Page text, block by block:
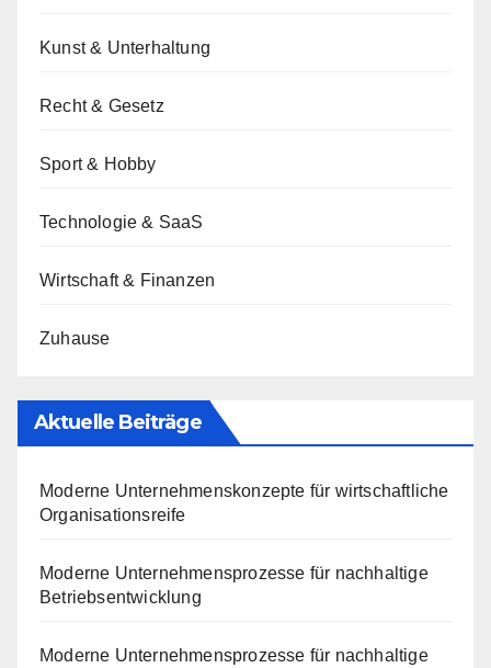
Kunst & Unterhaltung
Recht & Gesetz
Sport & Hobby
Technologie & SaaS
Wirtschaft & Finanzen
Zuhause
Aktuelle Beiträge
Moderne Unternehmenskonzepte für wirtschaftliche
Organisationsreife
Moderne Unternehmensprozesse für nachhaltige
Betriebsentwicklung
Moderne Unternehmensprozesse für nachhaltige